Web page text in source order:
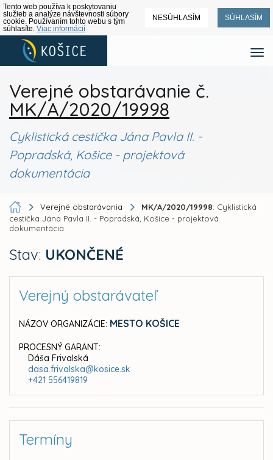
Tento web používa k poskytovaniu
služieb a analýze návštevnosti súbory
cookie. Používaním tohto webu s tým
súhlasíte. Viac informácií
NESÚHLASÍM SÚHLASÍM
Verejné obstarávanie č.
MK/A/2020/19998
Cyklistická cestička Jána Pavla II. -
Popradská, Košice - projektová
dokumentácia
Verejné obstarávania MK/A/2020/19998: Cyklistická
cestička Jána Pavla II. - Popradská, Košice - projektová
dokumentácia
Stav: UKONČENÉ
Verejný obstarávateľ
NÁZOV ORGANIZÁCIE: MESTO KOŠICE
PROCESNÝ GARANT:
Dáša Frivalská
dasa.frivalska@kosice.sk
+421 556419819
Termíny